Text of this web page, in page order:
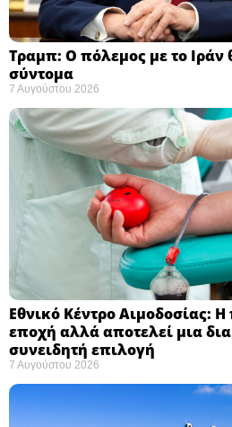
Τραμπ: Ο πόλεμος με το Ιράν
σύντομα ​
7 Αυγούστου 2026
Εθνικό Κέντρο Αιμοδοσίας:
εποχή αλλά αποτελεί μια
συνειδητή επιλογή ​
7 Αυγούστου 2026